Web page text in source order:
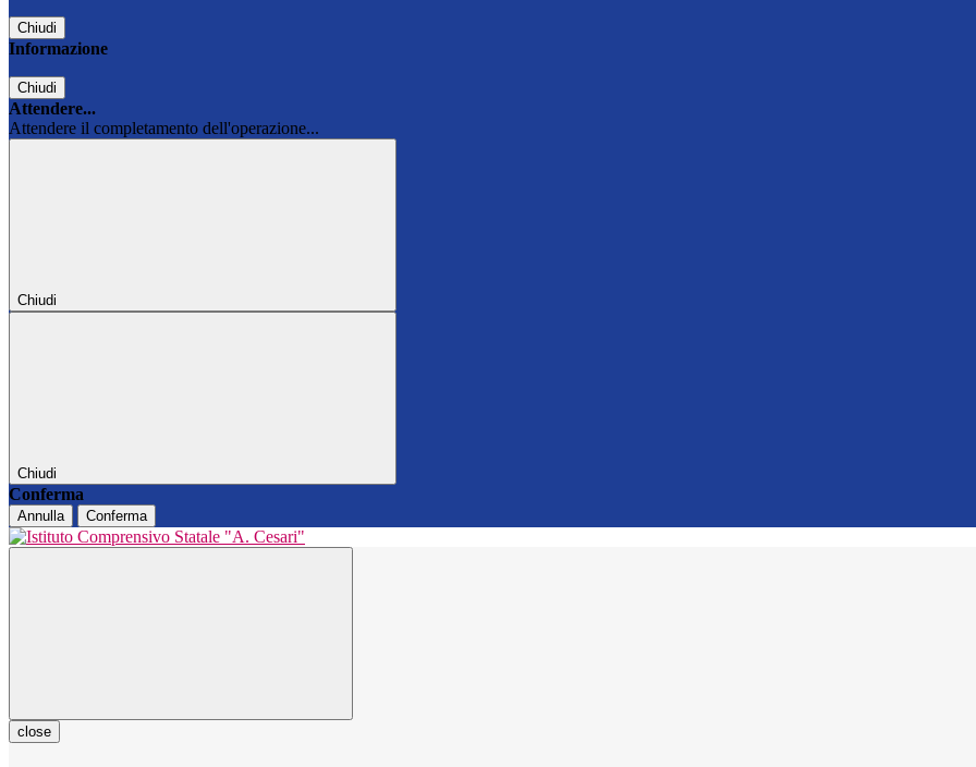
Chiudi
Informazione
Chiudi
Attendere...
Attendere il completamento dell'operazione...
Chiudi
Chiudi
Conferma
Annulla Conferma
close